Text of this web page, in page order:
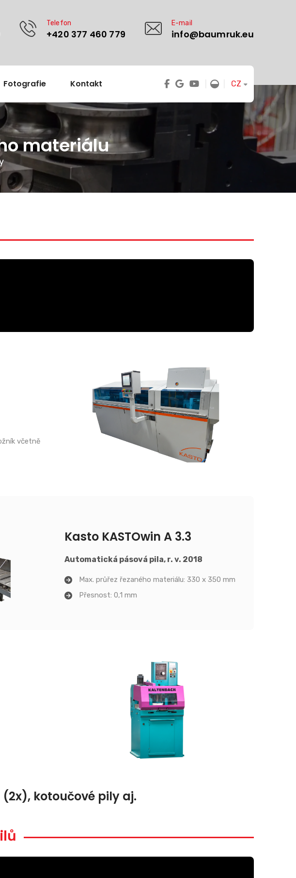
Telefon
+420 377 460 779
E-mail
info@baumruk.eu
Fotografie Kontakt CZ
materiálu
včetně
Kasto KASTOwin A 3.3
Automatická pásová pila, r. v. 2018
Max. průřez řezaného materiálu: 330 x 350 mm
Přesnost: 0,1 mm
kotoučové pily aj.